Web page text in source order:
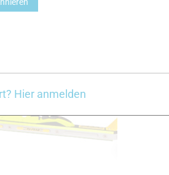
Hier anmelden